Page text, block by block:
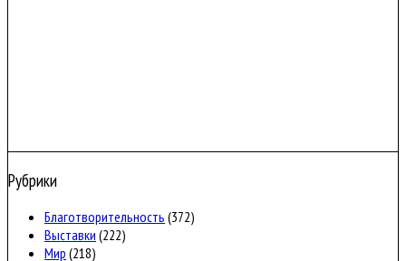
Рубрики
Благотворительность (372)
Выставки (222)
Мир (218)